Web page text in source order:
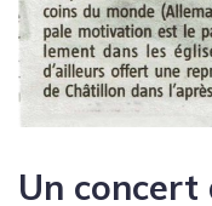
Un concert